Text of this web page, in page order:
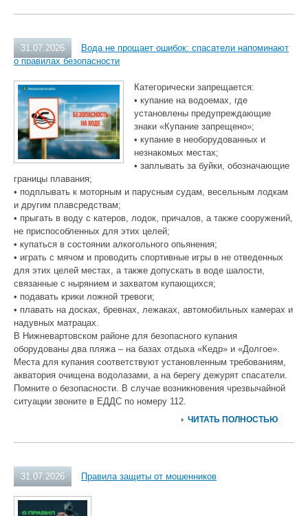
31.07.2026
Вода не прощает ошибок: спасатели напоминают
о правилах безопасности
Категорически запрещается:
• купание на водоемах, где
установлены предупреждающие
знаки «Купание запрещено»;
• купание в необорудованных и
незнакомых местах;
• заплывать за буйки, обозначающие
границы плавания;
• подплывать к моторным и парусным судам, весельным лодкам
и другим плавсредствам;
• прыгать в воду с катеров, лодок, причалов, а также сооружений,
не приспособленных для этих целей;
• купаться в состоянии алкогольного опьянения;
• играть с мячом и проводить спортивные игры в не отведенных
для этих целей местах, а также допускать в воде шалости,
связанные с нырянием и захватом купающихся;
• подавать крики ложной тревоги;
• плавать на досках, бревнах, лежаках, автомобильных камерах и
надувных матрацах.
В Нижневартовском районе для безопасного купания
оборудованы два пляжа – на базах отдыха «Кедр» и «Долгое».
Места для купания соответствуют установленным требованиям,
акватория очищена водолазами, а на берегу дежурят спасатели.
Помните о безопасности. В случае возникновения чрезвычайной
ситуации звоните в ЕДДС по номеру 112.
ЧИТАТЬ ПОЛНОСТЬЮ
31.07.2026 Правила защиты от мошенников